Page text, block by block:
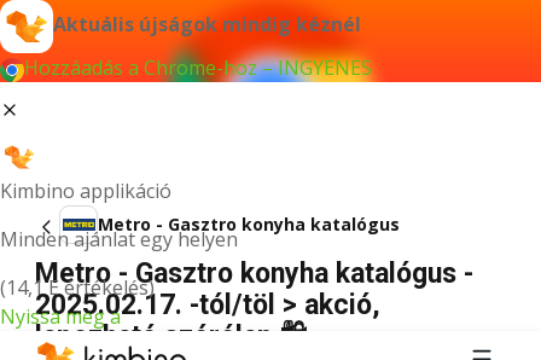
Aktuális újságok mindig kéznél
Hozzáadás a Chrome-hoz – INGYENES
Kimbino applikáció
Minden ajánlat egy helyen
(14,1 E értékelés)
Nyissa meg a
Metro - Gasztro konyha katalógus
Metro - Gasztro konyha katalógus -
2025.02.17. -tól/töl > akció,
lapozható szórólap 🛍️